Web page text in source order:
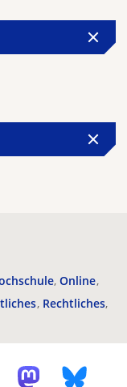
Online
Rechtliches